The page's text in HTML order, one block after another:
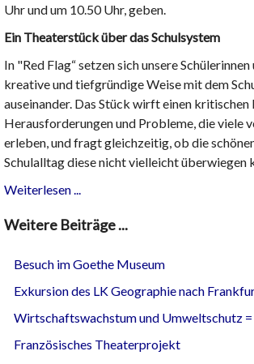
Uhr und um 10.50 Uhr, geben.
Ein Theaterstück über das Schulsystem
In "Red Flag“ setzen sich unsere
kreative und tiefgründige Weise mit dem
auseinander. Das Stück wirft einen
Herausforderungen und Probleme, die viele
erleben, und fragt gleichzeitig, ob die
Schulalltag diese nicht vielleicht überwiegen
Weiterlesen ...
Weitere Beiträge ...
Besuch im Goethe Museum
Exkursion des LK Geographie nach
Wirtschaftswachstum und Umweltschutz
Französisches Theaterprojekt